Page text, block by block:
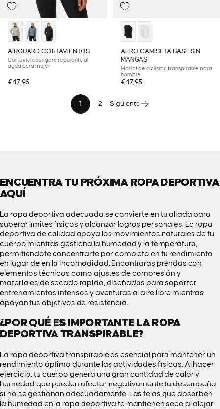
AIRGUARD CORTAVIENTOS
Cortavientos ligero repelente al
agua para mujer
€47,95
AERO CAMISETA BASE SIN
MANGAS
Maillot de ciclismo transpirable para
hombre
€47,95
2 Siguiente
ENCUENTRA TU PRÓXIMA ROPA DEPORTIVA
AQUÍ
La ropa deportiva adecuada se convierte en tu aliada para
superar límites físicos y alcanzar logros personales. La ropa
deportiva de calidad apoya los movimientos naturales de tu
cuerpo mientras gestiona la humedad y la temperatura,
permitiéndote concentrarte por completo en tu rendimiento
en lugar de en la incomodidad. Encontrarás prendas con
elementos técnicos como ajustes de compresión y
materiales de secado rápido, diseñadas para soportar
entrenamientos intensos y aventuras al aire libre mientras
apoyan tus objetivos de resistencia.
¿POR QUÉ ES IMPORTANTE LA ROPA
DEPORTIVA TRANSPIRABLE?
La ropa deportiva transpirable es esencial para mantener un
rendimiento óptimo durante las actividades físicas. Al hacer
ejercicio, tu cuerpo genera una gran cantidad de calor y
humedad que pueden afectar negativamente tu desempeño
si no se gestionan adecuadamente. Las telas que absorben
la humedad en la ropa deportiva te mantienen seco al alejar